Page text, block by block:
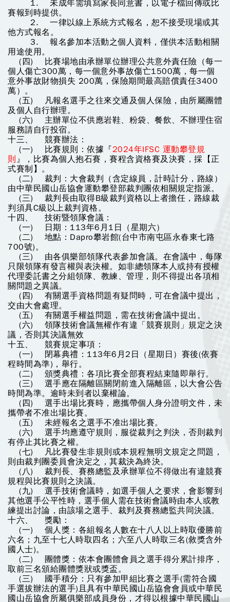
1. 未成年需填寫家長同意書，以電子檔回傳或比
賽報到時提供。
2. 一律以線上系統方式報名，恕不接受現場或其
他方式報名。
3. 報名參加本活動之個人資料，僅供本活動相關
用途使用。
(四) 比賽場地由承辦單位辦理公共意外責任險（每一
個人傷亡300萬，每一個意外事故傷亡1500萬，每一個
意外事故財物損失 200萬，保險期間最高賠償責任3400
萬）。
(五) 凡報名選手之往來交通及個人保險，由所屬團體
及個人自行辦理。
(六) 主辦單位不供應岩鞋、粉袋、餐飲、不辦理住宿
服務請自行投宿。
十三、 競賽辦法：
(一) 比賽規則：依據『2024年IFSC 運動攀登規
則 』，比賽為個人抱石賽，賽程含資格賽及決賽，採【正
式賽制】。
(二) 裁判：大會裁判（含定線員，計時計分，路線）
由中華民國山岳協會運動攀登部裁判團依相關規定指派。
(三) 裁判長由取得B級裁判資格以上者擔任，路線裁
判須具C級以上裁判資格。
十四、 技術暨領隊會議：
(一) 日期：113年6月1日（星期六）
(二) 地點：Dapro攀岩館(台中市南屯區永春東七路
700號)。
(三) 由各俱樂部領隊代表參加會議。在會議中，每隊
只限領隊有發言權與表決權。如非總領隊本人或持有授權
代理委託書之分組領隊、教練、管理，則不得提出各項相
關問題之異議。
(四) 有關選手資格問題有疑問時，可在會議中提出，
交由大會處理。
(五) 有關選手權益問題，需在技術會議中提出。
(六) 領隊技術會議無權作有違「競賽規則」規定之決
議，否則其決議無效
十五、 競賽規定事項：
(一) 閉幕典禮：113年6月2日（星期日）賽後(依賽
程時間為準)，舉行。
(二) 頒獎典禮：各項比賽全部賽程結束隨即舉行。
(三) 選手應在隔離區關閉前進入隔離區，以大會公告
時間為準。逾時未到者以棄權論。
(四) 選手出場比賽時，應攜帶個人身分證明文件，未
攜帶者不准出場比賽。
(五) 未經報名之選手不准出場比賽。
(六) 選手均應遵守規則，服從裁判之判決，否則裁判
有停止其比賽之權。
(七) 凡比賽發生非規則或本規程無明文規定之問題，
則由裁判團委員會決定之，其裁決為終決。
(八) 裁判長、賽務總監及承辦單位不得做出有違競賽
規程與比賽規則之決議。
(九) 選手技術會議時，如選手個人之要求，會影響到
其他選手公平性時，選手個人需在技術會議時由本人或教
練提出討論，由該場之選手、裁判及賽務總監共同決議。
十六、 獎勵：
(一) 個人獎：各組報名人數在十八人以上時取優勝前
六名；九至十七人時取四名；六至八人時取三名(敘獎含外
國人士)。
(二) 團體獎：依本會團體會員之選手得分累計排序，
取前三名頒給團體獎狀或獎盃。
(三) 國手積分：只有參加甲組比賽之選手(需符合國
手選拔辦法的選手)且具有中華民國山岳協會會員或中華民
國山岳協會所屬俱樂部成員身份，才得以根據中華民國山